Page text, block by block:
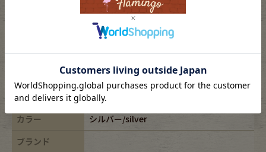
Shoes
antique goods
vintage bicycle
FAFATT
カートに入れる
素材
メタル/metal
カラー
シルバー/silver
ブランド